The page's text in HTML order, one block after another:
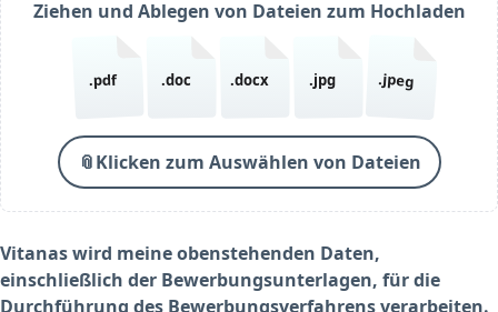
Ziehen und Ablegen von Dateien zum Hochladen
.pdf .doc .docx .jpg .jpeg
📎Klicken zum Auswählen von Dateien
Vitanas wird meine obenstehenden Daten,
einschließlich der Bewerbungsunterlagen, für die
Durchführung des Bewerbungsverfahrens verarbeiten.